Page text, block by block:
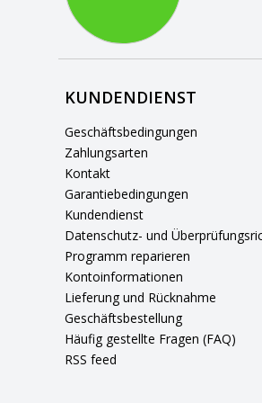
KUNDENDIENST
Geschäftsbedingungen
Zahlungsarten
Kontakt
Garantiebedingungen
Kundendienst
Datenschutz- und
Programm reparieren
Kontoinformationen
Lieferung und Rücknahme
Geschäftsbestellung
Häufig gestellte Fragen (FAQ)
RSS feed